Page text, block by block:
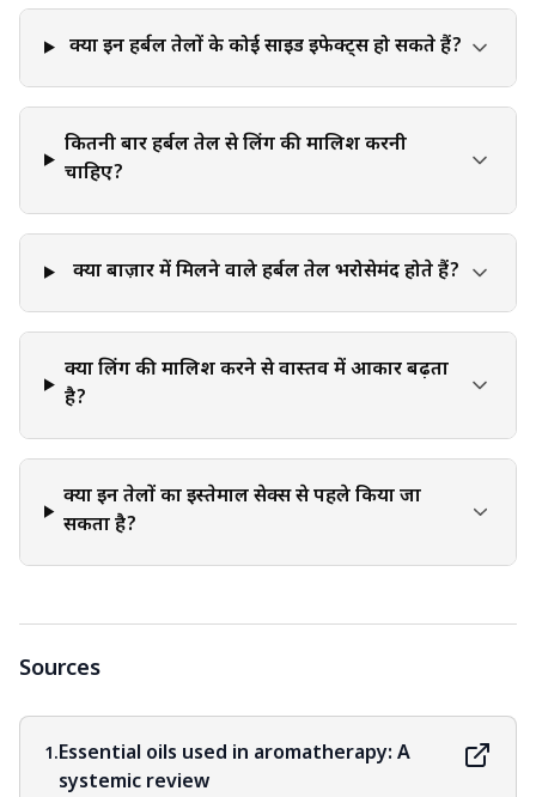
क्या इन हर्बल तेलों के कोई साइड इफेक्ट्स हो सकते हैं?
कितनी बार हर्बल तेल से लिंग की मालिश करनी
चाहिए?
क्या बाज़ार में मिलने वाले हर्बल तेल भरोसेमंद होते हैं?
क्या लिंग की मालिश करने से वास्तव में आकार बढ़ता
है?
क्या इन तेलों का इस्तेमाल सेक्स से पहले किया जा
सकता है?
Sources
1.Essential oils used in aromatherapy: A
systemic review